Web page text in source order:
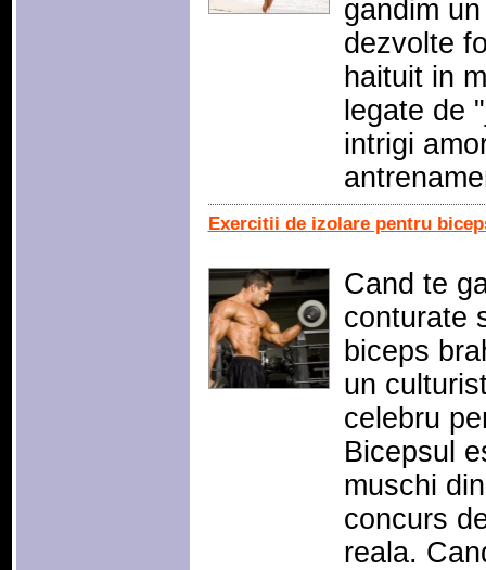
gandim
dezvolte
haituit in
legate de
intrigi
Exercitii de izolare pentru
Cand te
conturate
biceps
un
celebru
Bicepsul
muschi
concurs
reala.